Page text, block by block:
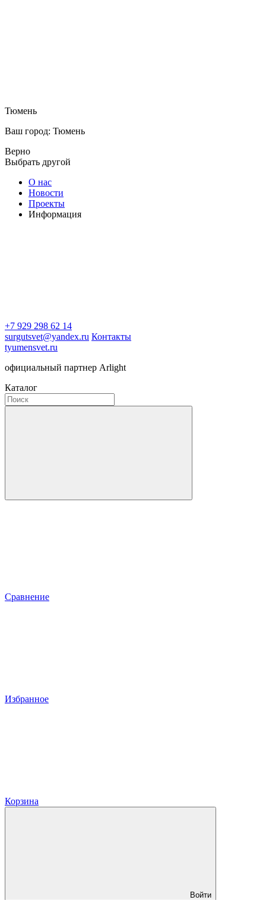
Тюмень
Ваш город: Тюмень
Верно
Выбрать другой
О нас
Новости
Проекты
Информация
+7 929 298 62 14
surgutsvet@yandex.ru Контакты
tyumensvet.ru
официальный партнер Arlight
Каталог
Сравнение
Избранное
Корзина
Войти